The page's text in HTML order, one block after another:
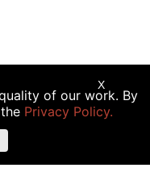
с криптовалютой,
подходят не всем
или частичной
стоимости
ее цены от
финансовые
of our work. By
Privacy Policy.
X